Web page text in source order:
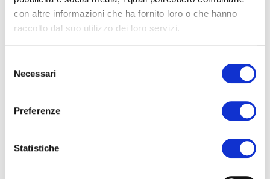
con altre informazioni che ha fornito loro o che hanno
raccolto dal suo utilizzo dei loro servizi.
delNecessari
Preferenze
Statistiche
Les bonnes habitudes ne partent pas en vacances et pour
emporter de qualité, nous avons construit le nouveau